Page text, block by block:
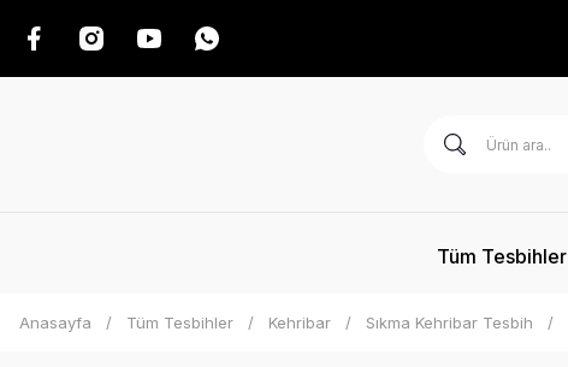
Tüm Tesbihler
Anasayfa Tüm Tesbihler Kehribar Sıkma Kehribar Tesbih